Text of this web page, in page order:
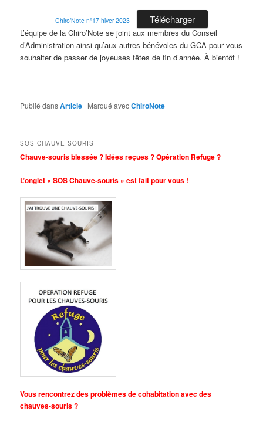
Chiro’Note n°17 hiver 2023 Télécharger
L’équipe de la Chiro’Note se joint aux membres du Conseil
d’Administration ainsi qu’aux autres bénévoles du GCA pour vous
souhaiter de passer de joyeuses fêtes de fin d’année. À bientôt !
Publié dansArticle | Marqué avecChiroNote
SOS CHAUVE-SOURIS
Chauve-souris blessée ? Idées reçues ? Opération Refuge ?
L’onglet « SOS Chauve-souris » est fait pour vous !
Vous rencontrez des problèmes de cohabitation avec des
chauves-souris ?